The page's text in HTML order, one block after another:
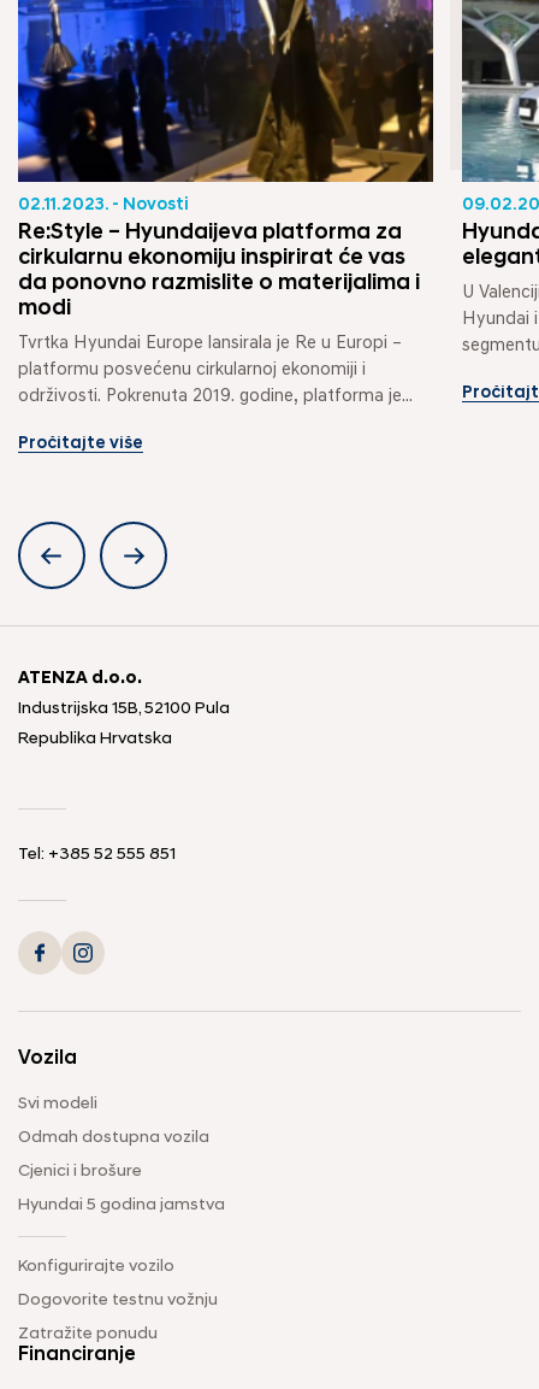
02.11.2023. - Novosti
Re:Style – Hyundaijeva platforma za
cirkularnu ekonomiju inspirirat će vas
da ponovno razmislite o materijalima i
modi
Tvrtka Hyundai Europe lansirala je Re u Europi –
platformu posvećenu cirkularnoj ekonomiji i
održivosti. Pokrenuta 2019. godine, platforma je...
Pročitajte više
U
Hyundai
ATENZA d.o.o.
Industrijska 15B, 52100 Pula
Republika Hrvatska
Tel: +385 52 555 851
Vozila
Svi modeli
Odmah dostupna vozila
Cjenici i brošure
Hyundai 5 godina jamstva
Konfigurirajte vozilo
Dogovorite testnu vožnju
Zatražite ponudu
Financiranje